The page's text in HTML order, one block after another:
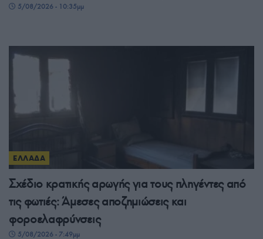
5/08/2026 - 10:35μμ
ΕΛΛΑΔΑ
Σχέδιο κρατικής αρωγής για τους πληγέντες από
τις φωτιές: Άμεσες αποζημιώσεις και
φοροελαφρύνσεις
5/08/2026 - 7:49μμ